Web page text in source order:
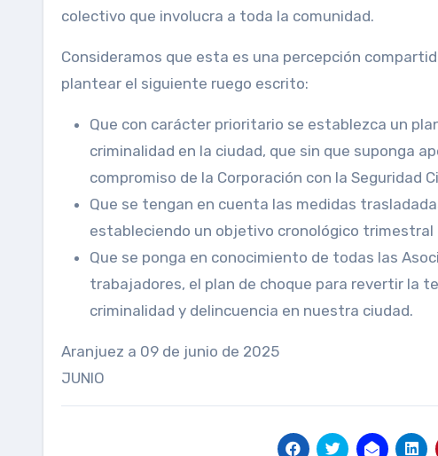
colectivo que involucra a toda la comunidad.
Consideramos que esta es una percepción
plantear el siguiente ruego escrito:
Que con carácter prioritario se establezca un
criminalidad en la ciudad, que sin que suponga
compromiso de la Corporación con la Seguridad
Que se tengan en cuenta las medidas
estableciendo un objetivo cronológico
Que se ponga en conocimiento de todas las
trabajadores, el plan de choque para revertir la
criminalidad y delincuencia en nuestra ciudad.
Aranjuez a 09 de junio de 2025 Ruego
JUNIO